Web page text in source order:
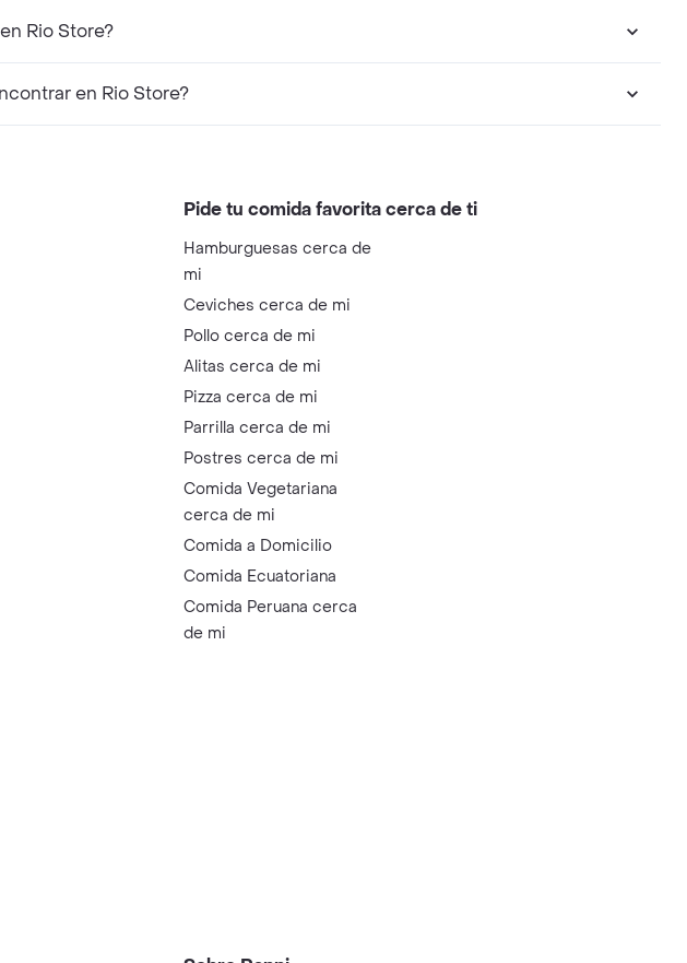
Rio Store?
en Rio Store?
Pide tu comida favorita cerca de ti
Hamburguesas cerca de
mi
Ceviches cerca de mi
Pollo cerca de mi
Alitas cerca de mi
Pizza cerca de mi
Parrilla cerca de mi
Postres cerca de mi
Comida Vegetariana
cerca de mi
Comida a Domicilio
Comida Ecuatoriana
Comida Peruana cerca
de mi